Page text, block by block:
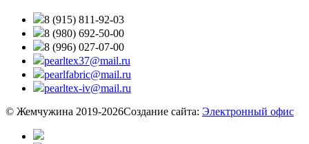
8 (915) 811-92-03
8 (980) 692-50-00
8 (996) 027-07-00
pearltex37@mail.ru
pearlfabric@mail.ru
pearltex-iv@mail.ru
© Жемчужина 2019-2026Создание сайта: Электронный офис